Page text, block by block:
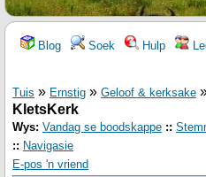
Blog Soek Hulp
Tuis » Ernstig » Geloof & kerksake
KletsKerk
Wys: Vandag se boodskappe ::
:: Navigasie
E-pos 'n vriend